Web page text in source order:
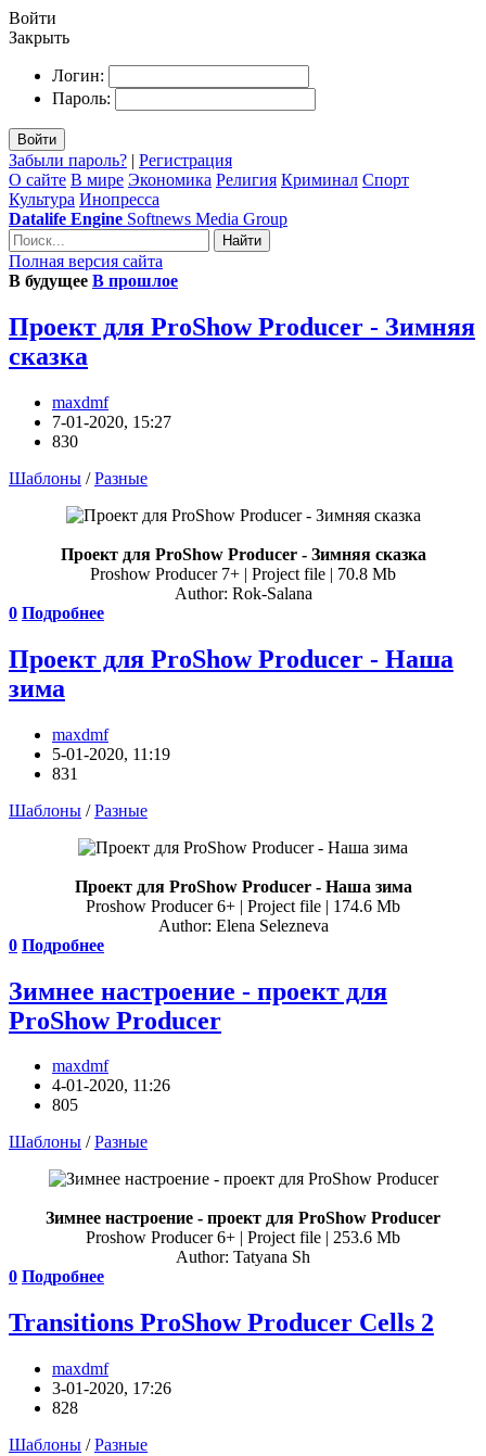
Войти
Закрыть
Логин:
Пароль:
Войти
Забыли пароль? | Регистрация
О сайте В мире Экономика Религия Криминал Спорт
Культура Инопресса
Datalife Engine Softnews Media Group
Найти
Полная версия сайта
В будущее В прошлое
Проект для ProShow Producer - Зимняя
сказка
maxdmf
7-01-2020, 15:27
830
Шаблоны /Разные
Проект для ProShow Producer - Зимняя сказка
Proshow Producer 7+ | Project file | 70.8 Mb
Author: Rok-Salana
0 Подробнее
Проект для ProShow Producer - Наша
зима
maxdmf
5-01-2020, 11:19
831
Шаблоны /Разные
Проект для ProShow Producer - Наша зима
Proshow Producer 6+ | Project file | 174.6 Mb
Author: Elena Selezneva
0 Подробнее
Зимнее настроение - проект для
ProShow Producer
maxdmf
4-01-2020, 11:26
805
Шаблоны /Разные
Зимнее настроение - проект для ProShow Producer
Proshow Producer 6+ | Project file | 253.6 Mb
Author: Tatyana Sh
0 Подробнее
Transitions ProShow Producer Cells 2
maxdmf
3-01-2020, 17:26
828
Шаблоны /Разные